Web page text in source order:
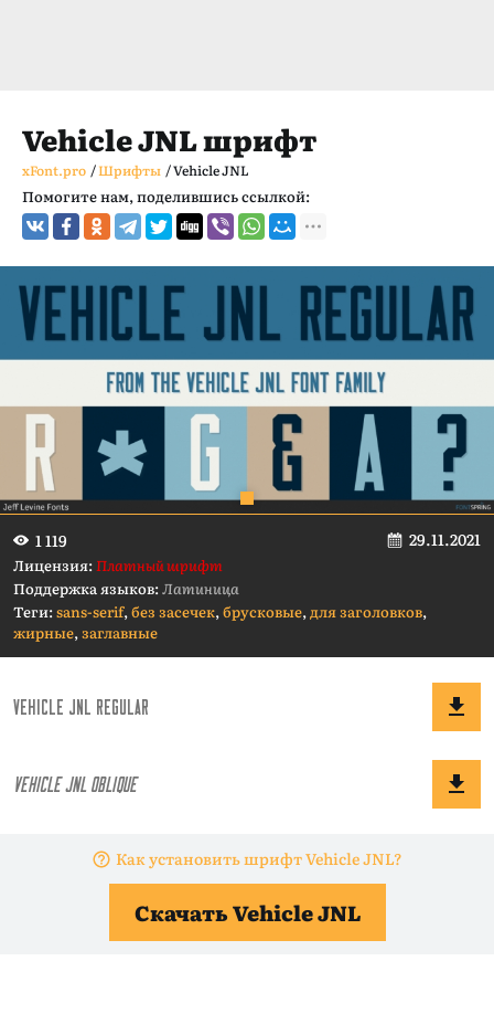
Vehicle JNL шрифт
xFont.pro /Шрифты /Vehicle JNL
Помогите нам, поделившись ссылкой:
1 119 29.11.2021
Лицензия:Платный шрифт
Поддержка языков:Латиница
Теги:sans-serif,без засечек,брусковые,для заголовков,
жирные,заглавные
Как установить шрифт Vehicle JNL?
Скачать Vehicle JNL